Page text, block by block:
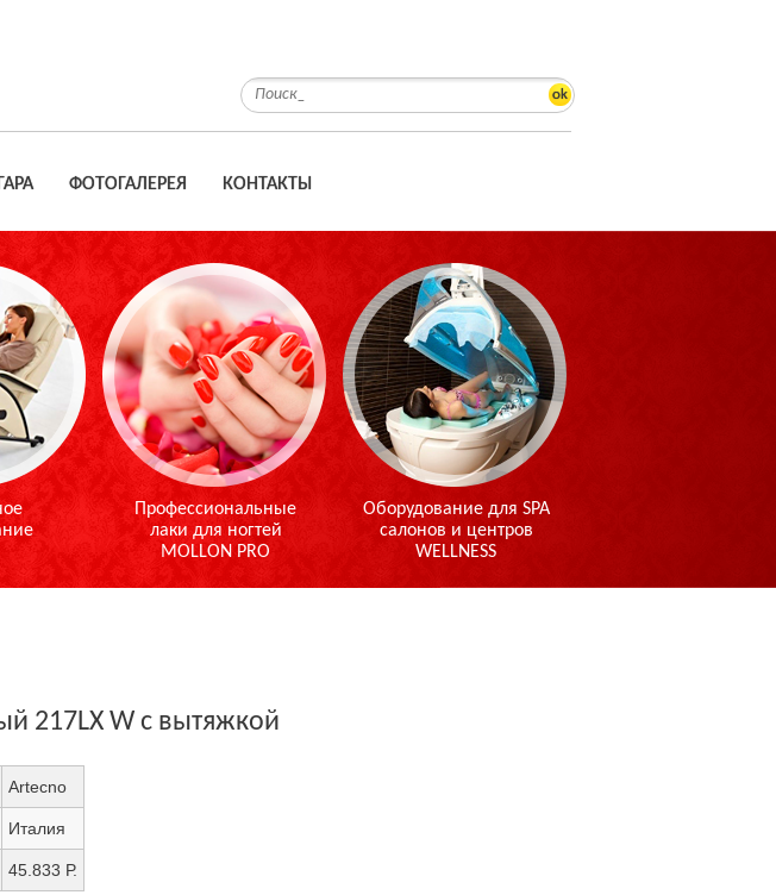
ok
ФОТОГАЛЕРЕЯ КОНТАКТЫ
Профессиональные
лаки для ногтей
MOLLON PRO
Оборудование для SPA
салонов и центров
WELLNESS
217LX W с вытяжкой
Artecno
Италия
45.833 Р.